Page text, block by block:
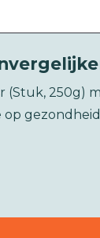
(Stuk, 250g)